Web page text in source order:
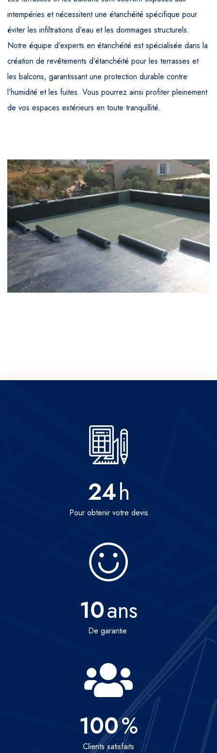
intempéries et nécessitent une étanchéité spécifique pour
éviter les infiltrations d’eau et les dommages structurels.
Notre équipe d’experts en étanchéité est spécialisée dans la
création de revêtements d’étanchéité pour les terrasses et
les balcons, garantissant une protection durable contre
l’humidité et les fuites. Vous pourrez ainsi profiter pleinement
de vos espaces extérieurs en toute tranquillité.
24h
Pour obtenir votre devis
10ans
De garantie
100%
Clients satisfaits